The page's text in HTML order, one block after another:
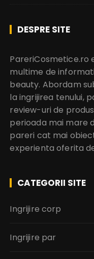
DESPRE SITE
PareriCosmetice.ro
multime de
beauty. Abordam
la ingrijirea tenului,
review-uri de
perioada mai mare
pareri cat mai
experienta oferita
CATEGORII SITE
Ingrijire corp
Ingrijire par